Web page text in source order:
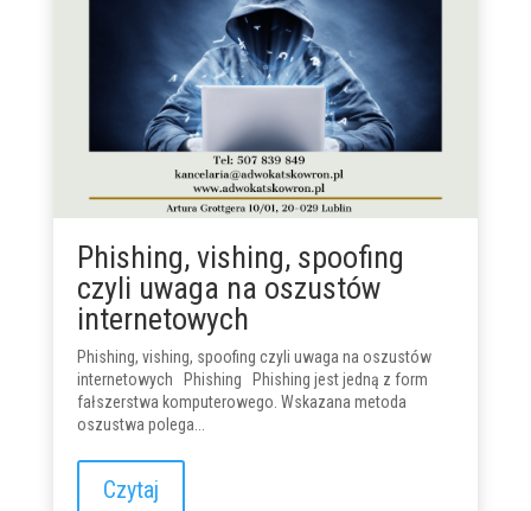
Phishing, vishing, spoofing
czyli uwaga na oszustów
internetowych
Phishing, vishing, spoofing czyli uwaga na oszustów
internetowych Phishing Phishing jest jedną z form
fałszerstwa komputerowego. Wskazana metoda
oszustwa polega...
Czytaj